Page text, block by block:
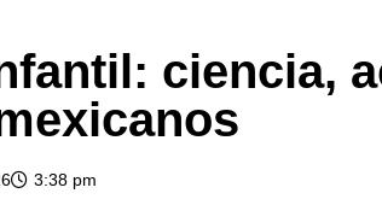
ciencia,
3:38 pm